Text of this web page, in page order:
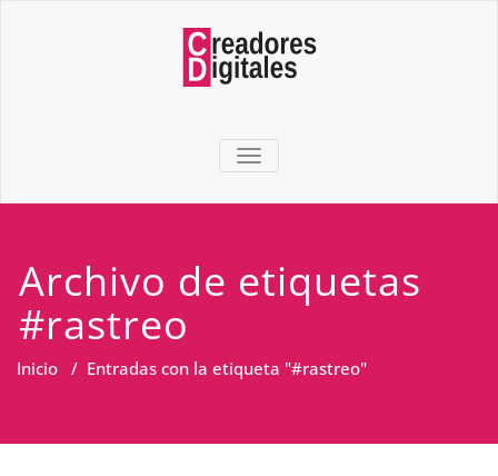
TOGGLE NAVIGATION
Archivo de etiquetas
#rastreo
Inicio / Entradas con la etiqueta "#rastreo"